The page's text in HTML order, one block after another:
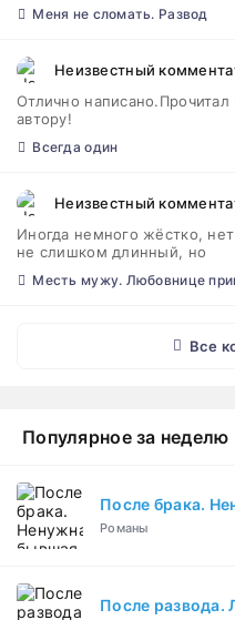
Меня не сломать. Развод
Неизвестный
Отлично
автору!
Всегда один
Неизвестный
Иногда немного жёстко,
не слишком длинный, но
Месть мужу. Любовнице
Все
Популярное за неделю
После брака.
Романы
После развода.